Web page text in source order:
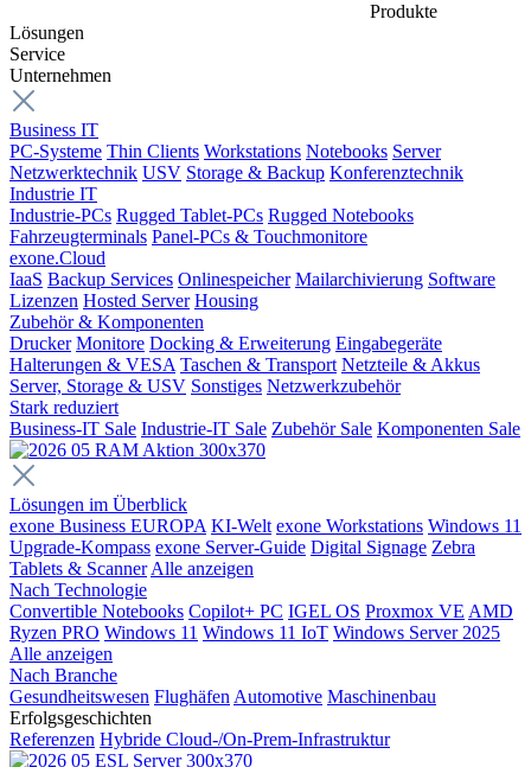
Produkte
Lösungen
Service
Unternehmen
Business IT
PC-Systeme Thin Clients Workstations Notebooks Server
Netzwerktechnik USV Storage & Backup Konferenztechnik
Industrie IT
Industrie-PCs Rugged Tablet-PCs Rugged Notebooks
Fahrzeugterminals Panel-PCs & Touchmonitore
exone.Cloud
IaaS Backup Services Onlinespeicher Mailarchivierung Software
Lizenzen Hosted Server Housing
Zubehör & Komponenten
Drucker Monitore Docking & Erweiterung Eingabegeräte
Halterungen & VESA Taschen & Transport Netzteile & Akkus
Server, Storage & USV Sonstiges Netzwerkzubehör
Stark reduziert
Business-IT Sale Industrie-IT Sale Zubehör Sale Komponenten Sale
Lösungen im Überblick
exone Business EUROPA KI-Welt exone Workstations Windows 11
Upgrade-Kompass exone Server-Guide Digital Signage Zebra
Tablets & Scanner Alle anzeigen
Nach Technologie
Convertible Notebooks Copilot+ PC IGEL OS Proxmox VE AMD
Ryzen PRO Windows 11 Windows 11 IoT Windows Server 2025
Alle anzeigen
Nach Branche
Gesundheitswesen Flughäfen Automotive Maschinenbau
Erfolgsgeschichten
Referenzen Hybride Cloud-/On-Prem-Infrastruktur